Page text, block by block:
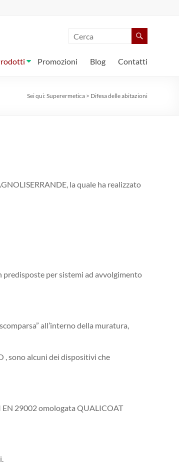
Promozioni Blog Contatti
Sei qui: Superermetica > Difesa delle abitazioni
la quale ha realizzato
predisposte per sistemi ad avvolgimento
all’interno della muratura,
, sono alcuni dei dispositivi che
EN 29002 omologata QUALICOAT